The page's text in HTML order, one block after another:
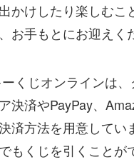
かけしたり楽しむこ
お手もとにお迎えく
くじオンラインは
決済やPayPay、
済方法を用意してい
もくじを引くことが